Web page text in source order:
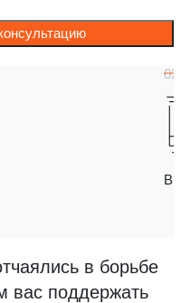
в борьбе
вас поддержать